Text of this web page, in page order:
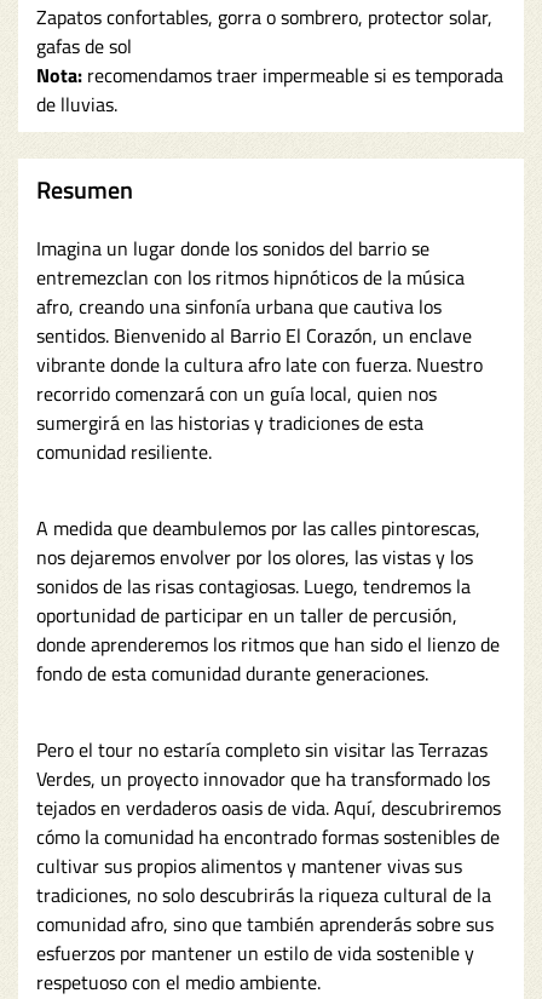
Zapatos confortables, gorra o sombrero, protector solar,
gafas de sol
Nota: recomendamos traer impermeable si es temporada
de lluvias.
Resumen
Imagina un lugar donde los sonidos del barrio se
entremezclan con los ritmos hipnóticos de la música
afro, creando una sinfonía urbana que cautiva los
sentidos. Bienvenido al Barrio El Corazón, un enclave
vibrante donde la cultura afro late con fuerza. Nuestro
recorrido comenzará con un guía local, quien nos
sumergirá en las historias y tradiciones de esta
comunidad resiliente.
A medida que deambulemos por las calles pintorescas,
nos dejaremos envolver por los olores, las vistas y los
sonidos de las risas contagiosas. Luego, tendremos la
oportunidad de participar en un taller de percusión,
donde aprenderemos los ritmos que han sido el lienzo de
fondo de esta comunidad durante generaciones.
Pero el tour no estaría completo sin visitar las Terrazas
Verdes, un proyecto innovador que ha transformado los
tejados en verdaderos oasis de vida. Aquí, descubriremos
cómo la comunidad ha encontrado formas sostenibles de
cultivar sus propios alimentos y mantener vivas sus
tradiciones, no solo descubrirás la riqueza cultural de la
comunidad afro, sino que también aprenderás sobre sus
esfuerzos por mantener un estilo de vida sostenible y
respetuoso con el medio ambiente.